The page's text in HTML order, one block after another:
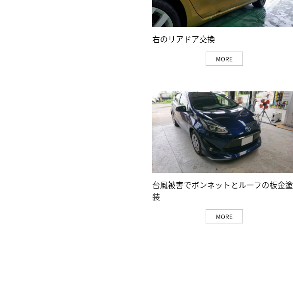
右のリアドア交換
MORE
台風被害でボンネットとルーフの板金塗
装
MORE